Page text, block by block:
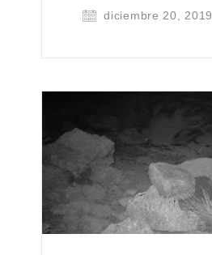
diciembre 20, 2019